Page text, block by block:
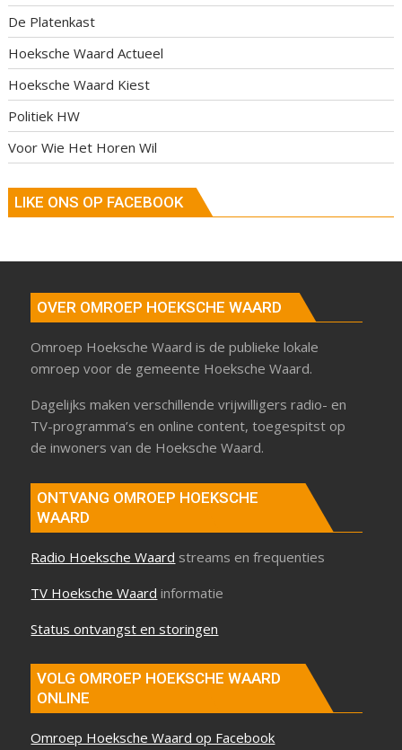
De Platenkast
Hoeksche Waard Actueel
Hoeksche Waard Kiest
Politiek HW
Voor Wie Het Horen Wil
LIKE ONS OP FACEBOOK
OVER OMROEP HOEKSCHE WAARD
Omroep Hoeksche Waard is de publieke lokale
omroep voor de gemeente Hoeksche Waard.
Dagelijks maken verschillende vrijwilligers radio- en
TV-programma’s en online content, toegespitst op
de inwoners van de Hoeksche Waard.
ONTVANG OMROEP HOEKSCHE
WAARD
Radio Hoeksche Waard streams en frequenties
TV Hoeksche Waard informatie
Status ontvangst en storingen
VOLG OMROEP HOEKSCHE WAARD
ONLINE
Omroep Hoeksche Waard op Facebook